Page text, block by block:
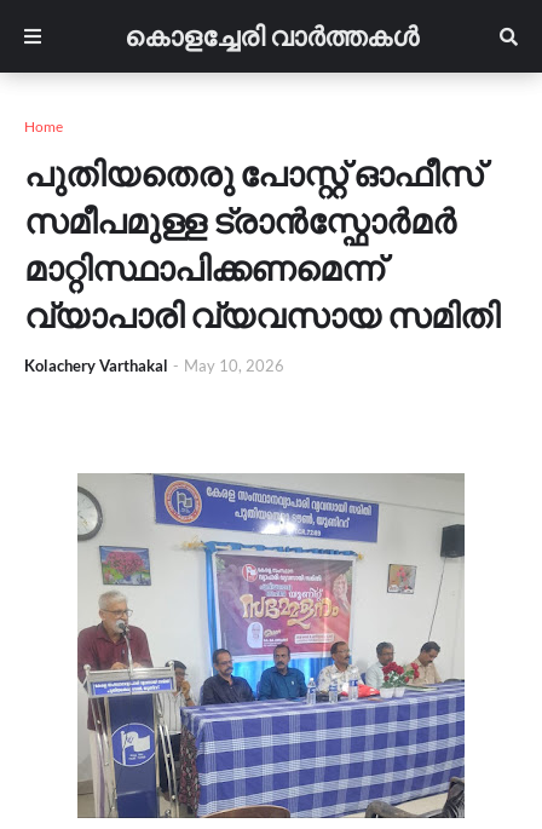
കൊളച്ചേരി വാർത്തകൾ
Home
പുതിയതെരു പോസ്റ്റ് ഓഫീസ്
സമീപമുള്ള ട്രാൻസ്ഫോർമർ
മാറ്റിസ്ഥാപിക്കണമെന്ന്
വ്യാപാരി വ്യവസായ സമിതി
Kolachery Varthakal - May 10, 2026